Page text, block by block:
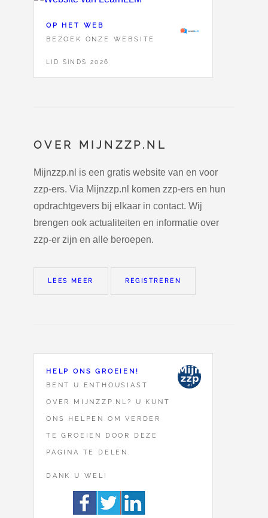
OP HET WEB
BEZOEK ONZE WEBSITE
LID SINDS 2026
OVER MIJNZZP.NL
Mijnzzp.nl is een gratis website van en voor
zzp-ers. Via Mijnzzp.nl komen zzp-ers en hun
opdrachtgevers bij elkaar in contact. Wij
brengen ook actualiteiten en informatie over
zzp-er zijn en alle beroepen.
LEES MEER REGISTREREN
HELP ONS GROEIEN!
BENT U ENTHOUSIAST
OVER MIJNZZP.NL? U KUNT
ONS HELPEN OM VERDER
TE GROEIEN DOOR DEZE
PAGINA TE DELEN.
DANK U WEL!